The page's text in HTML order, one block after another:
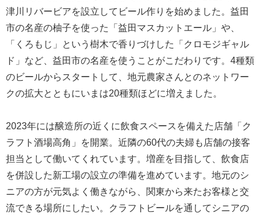
津川リバービアを設立してビール作りを始めました。益田
市の名産の柚子を使った「益田マスカットエール」や、
「くろもじ」という樹木で香りづけした「クロモジギャル
ド」など、益田市の名産を使うことがこだわりです。4種類
のビールからスタートして、地元農家さんとのネットワー
クの拡大とともにいまは20種類ほどに増えました。
2023年には醸造所の近くに飲食スペースを備えた店舗「ク
ラフト酒場高角」を開業。近隣の60代の夫婦も店舗の接客
担当として働いてくれています。増産を目指して、飲食店
を併設した新工場の設立の準備を進めています。地元のシ
ニアの方が元気よく働きながら、関東から来たお客様と交
流できる場所にしたい。クラフトビールを通してシニアの